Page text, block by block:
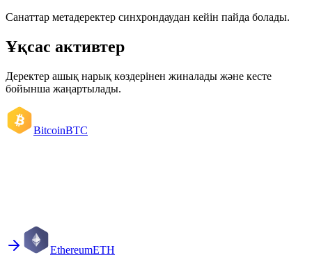
Санаттар метадеректер синхрондаудан кейін пайда болады.
Ұқсас активтер
Деректер ашық нарық көздерінен жиналады және кесте
бойынша жаңартылады.
BitcoinBTC
EthereumETH